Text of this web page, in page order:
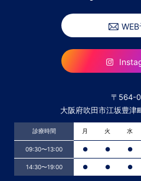
〒564-
大阪府吹田市江坂豊津
診療時間 月 火 水
09:30〜13:00 ● ● ●
14:30〜19:00 ● ● ●